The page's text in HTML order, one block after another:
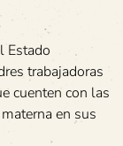
Estado
trabajadoras
cuenten con las
en sus